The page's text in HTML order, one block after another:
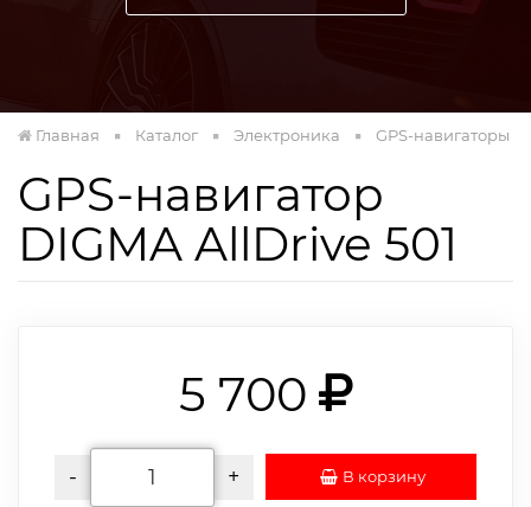
Главная Каталог Электроника GPS-навигаторы
GPS-навигатор
DIGMA AllDrive 501
5 700
- + В корзину